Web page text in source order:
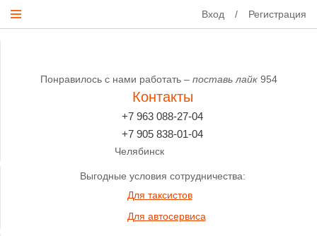
Вход / Регистрация
Понравилось с нами работать – поставь лайк 954
Контакты
+7 963 088-27-04
+7 905 838-01-04
Челябинск
Выгодные условия сотрудничества:
Для таксистов
Для автосервиса